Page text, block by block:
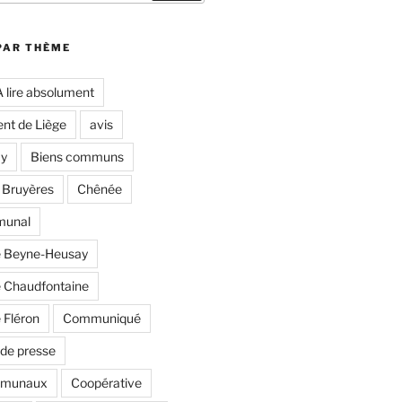
THÈME
lire absolument
de Liège avis
Biens communs
Chênée
Heusay
Communiqué
presse
Coopérative